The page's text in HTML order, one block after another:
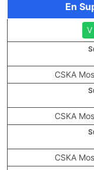
En
V
CSKA
CSKA
CSKA